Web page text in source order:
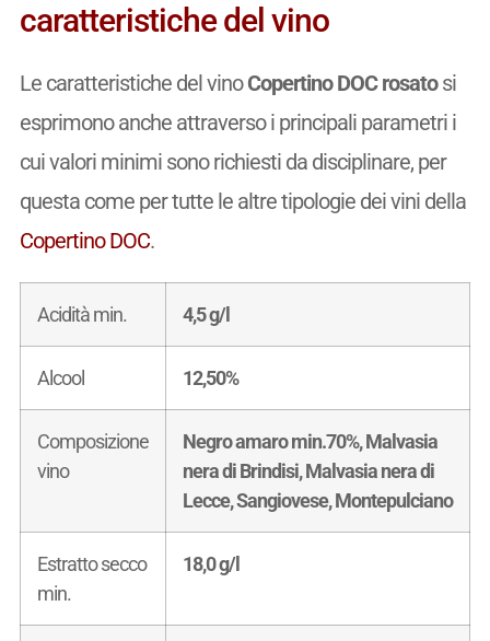
caratteristiche del vino
Le caratteristiche del vinoCopertino DOC rosatosi
esprimono anche attraverso i principali parametri i
cui valori minimi sono richiesti da disciplinare, per
questa come per tutte le altre tipologie dei vini della
Copertino DOC.
Acidità min. 4,5 g/l
Alcool 12,50%
Composizione
vino
Negro amaro min.70%, Malvasia
nera di Brindisi, Malvasia nera di
Lecce, Sangiovese, Montepulciano
Estratto secco
min.
18,0 g/l